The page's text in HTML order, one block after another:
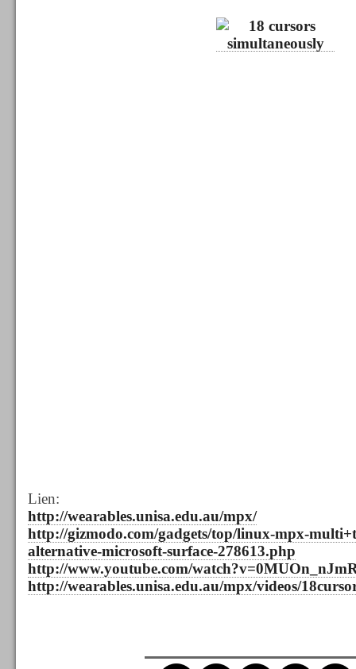
Lien:
http://wearables.unisa.edu.au/mpx/
http://gizmodo.com/gadgets/top/linux-mpx-
alternative-microsoft-surface-278613.php
http://www.youtube.com/
http://wearables.unisa.edu.au/mpx/videos/